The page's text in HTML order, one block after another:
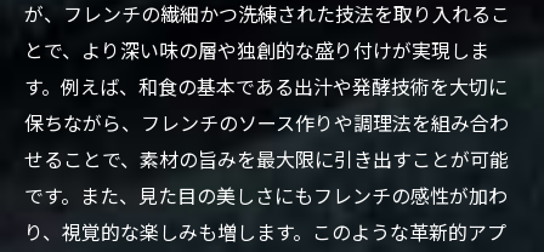
理の魅力とは？
伝統と革新の味覚体験：今だから楽しむ和食×
フレンチの世界
が、フレンチの繊細かつ洗練された技法を取り入れるこ
とで、より深い味の層や独創的な盛り付けが実現しま
す。例えば、和食の基本である出汁や発酵技術を大切に
保ちながら、フレンチのソース作りや調理法を組み合わ
せることで、素材の旨みを最大限に引き出すことが可能
です。また、見た目の美しさにもフレンチの感性が加わ
り、視覚的な楽しみも増します。このような革新的アプ